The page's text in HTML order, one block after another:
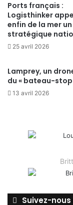
Ports français :
Logisthinker
enfin de la mer
stratégique
25 avril 2026
Lamprey, un
du « bateau-stop
13 avril 2026
Suivez-nous